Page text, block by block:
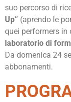
suo percorso di
Up” (aprendo le
quei performers in
laboratorio di
Da domenica 24
abbonamenti.